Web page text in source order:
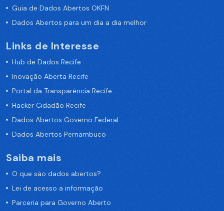
Guia de Dados Abertos OKFN
Dados Abertos para um dia a dia melhor
Links de Interesse
Hub de Dados Recife
Inovação Aberta Recife
Portal da Transparência Recife
Hacker Cidadão Recife
Dados Abertos Governo Federal
Dados Abertos Pernambuco
Saiba mais
O que são dados abertos?
Lei de acesso a informação
Parceria para Governo Aberto